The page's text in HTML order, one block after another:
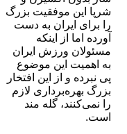
شرپا این موفقیت بزرگ
را برای ایران به دست
آورده اما از اینکه
مسئولان ورزش ایران
به اهمیت این موضوع
پی نبرده و از این افتخار
بزرگ بهره‌برداری لازم
را نمی‌کنند، گله مند
است.